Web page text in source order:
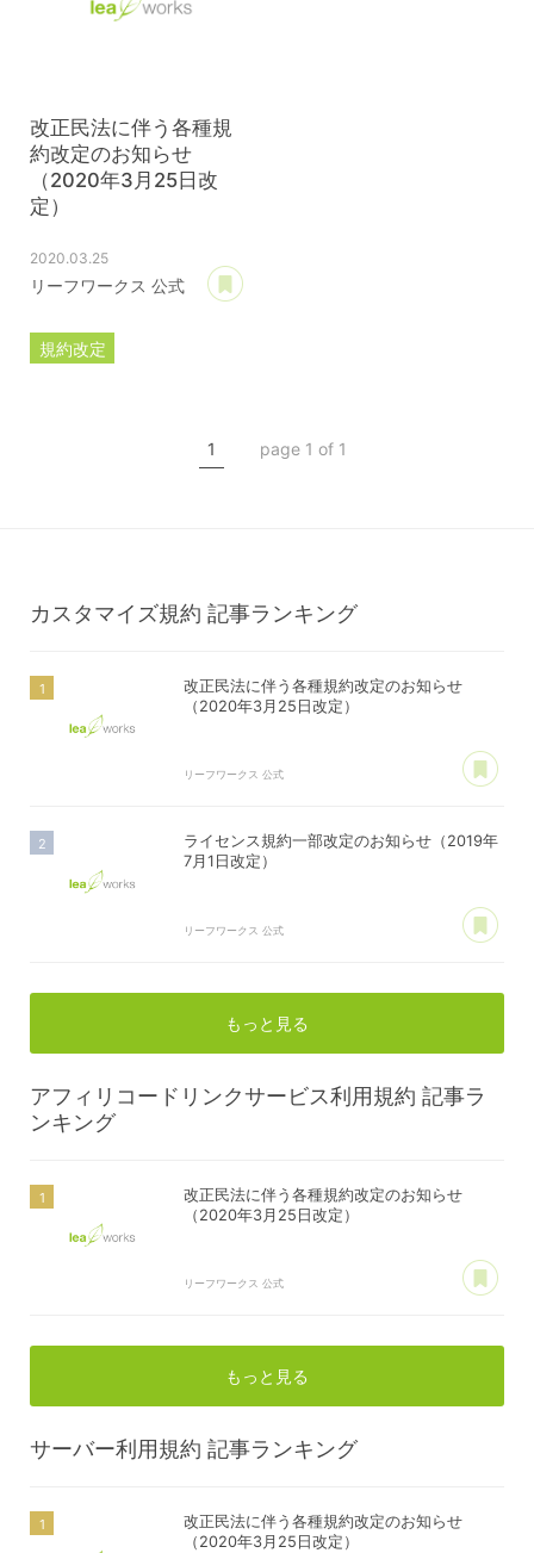
改正民法に伴う各種規
約改定のお知らせ
（2020年3月25日改
定）
2020.03.25
リーフワークス 公式
規約改定
1 page 1 of 1
カスタマイズ規約 記事ランキング
改正民法に伴う各種規約改定のお知らせ
（2020年3月25日改定）
リーフワークス 公式
ライセンス規約一部改定のお知らせ（2019年
7月1日改定）
リーフワークス 公式
もっと見る
アフィリコードリンクサービス利用規約 記事ラ
ンキング
改正民法に伴う各種規約改定のお知らせ
（2020年3月25日改定）
リーフワークス 公式
もっと見る
サーバー利用規約 記事ランキング
改正民法に伴う各種規約改定のお知らせ
（2020年3月25日改定）